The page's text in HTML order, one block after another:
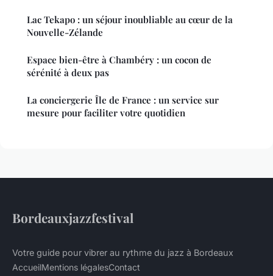
Lac Tekapo : un séjour inoubliable au cœur de la
Nouvelle-Zélande
Espace bien-être à Chambéry : un cocon de
sérénité à deux pas
La conciergerie Île de France : un service sur
mesure pour faciliter votre quotidien
Bordeauxjazzfestival
Votre guide pour vibrer au rythme du jazz à Bordeaux
AccueilMentions légalesContact